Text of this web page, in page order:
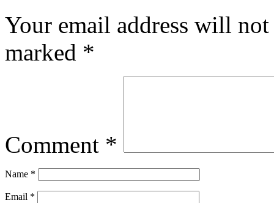
Your email address will
marked *
Comment *
Name *
Email *